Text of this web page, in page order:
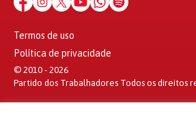
Termos de uso
Política de privacidade
© 2010 - 2026
Partido dos Trabalhadores Todos os direitos